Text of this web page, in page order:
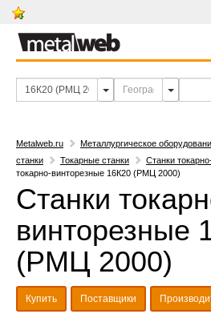
Metalweb.ru Металлургическое
станки
Токарные станки Станки
токарно-винторезные 16К20 (РМЦ 2000)
Станки
винторезные
(РМЦ 2000)
Купить Поставщики